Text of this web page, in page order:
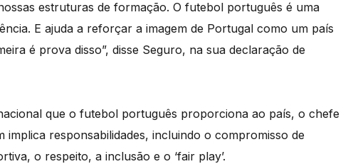
estruturas de formação. O futebol português é uma
E ajuda a reforçar a imagem de Portugal como um país
é prova disso”, disse Seguro, na sua declaração de
que o futebol português proporciona ao país, o chefe
implica responsabilidades, incluindo o compromisso de
o respeito, a inclusão e o ‘fair play’.